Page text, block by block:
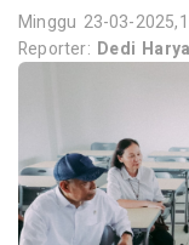
Minggu 23-03-
Reporter: Dedi